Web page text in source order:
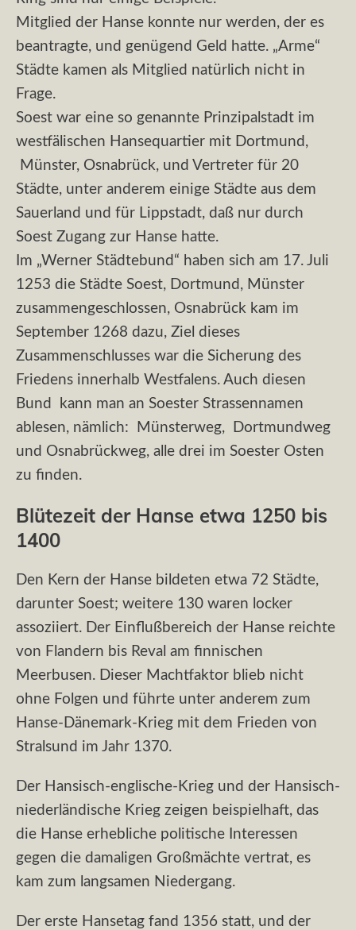
Mitglied der Hanse konnte nur werden, der es
beantragte, und genügend Geld hatte. „Arme“
Städte kamen als Mitglied natürlich nicht in
Frage.
Soest war eine so genannte Prinzipalstadt im
westfälischen Hansequartier mit Dortmund,
Münster, Osnabrück, und Vertreter für 20
Städte, unter anderem einige Städte aus dem
Sauerland und für Lippstadt, daß nur durch
Soest Zugang zur Hanse hatte.
Im „Werner Städtebund“ haben sich am 17. Juli
1253 die Städte Soest, Dortmund, Münster
zusammengeschlossen, Osnabrück kam im
September 1268 dazu, Ziel dieses
Zusammenschlusses war die Sicherung des
Friedens innerhalb Westfalens. Auch diesen
Bund kann man an Soester Strassennamen
ablesen, nämlich: Münsterweg, Dortmundweg
und Osnabrückweg, alle drei im Soester Osten
zu finden.
Blütezeit der Hanse etwa 1250 bis
1400
Den Kern der Hanse bildeten etwa 72 Städte,
darunter Soest; weitere 130 waren locker
assoziiert. Der Einflußbereich der Hanse reichte
von Flandern bis Reval am finnischen
Meerbusen. Dieser Machtfaktor blieb nicht
ohne Folgen und führte unter anderem zum
Hanse-Dänemark-Krieg mit dem Frieden von
Stralsund im Jahr 1370.
Der Hansisch-englische-Krieg und der Hansisch-
niederländische Krieg zeigen beispielhaft, das
die Hanse erhebliche politische Interessen
gegen die damaligen Großmächte vertrat, es
kam zum langsamen Niedergang.
Der erste Hansetag fand 1356 statt, und der